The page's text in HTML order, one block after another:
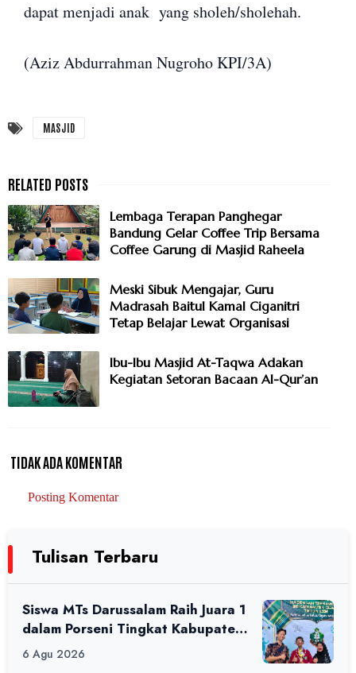
dapat menjadi anak yang sholeh/sholehah.
(Aziz Abdurrahman Nugroho KPI/3A)
MASJID
Lembaga Terapan Panghegar
Bandung Gelar Coffee Trip Bersama
Coffee Garung di Masjid Raheela
Meski Sibuk Mengajar, Guru
Madrasah Baitul Kamal Ciganitri
Tetap Belajar Lewat Organisasi
Ibu-Ibu Masjid At-Taqwa Adakan
Kegiatan Setoran Bacaan Al-Qur’an
TIDAK ADA KOMENTAR
Posting Komentar
Tulisan Terbaru
Siswa MTs Darussalam Raih Juara 1
dalam Porseni Tingkat Kabupaten
6 Agu 2026